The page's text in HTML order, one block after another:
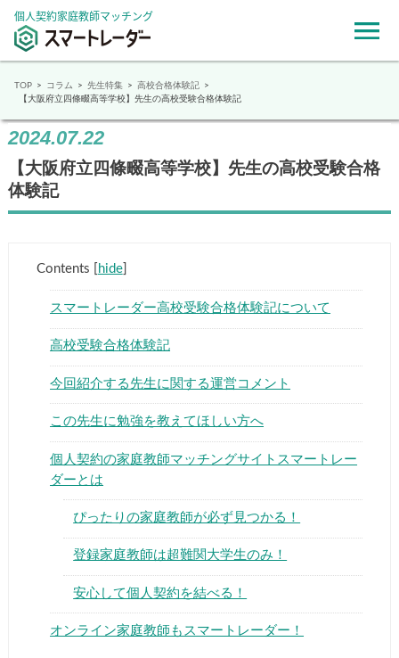
個人契約家庭教師マッチング
▶
TOP コラム 先生特集
高校合格体験記
【大阪府立四條畷高等学校】先生の高校受験合格体験記
2024.07.22
【大阪府立四條畷高等学校】先生の高校受験合
格体験記
Contents hide]
スマートレーダー高校受験合格体験記について
高校受験合格体験記
今回紹介する先生に関する運営コメント
この先生に勉強を教えてほしい方へ
個人契約の家庭教師マッチングサイトスマートレ
ーダーとは
ぴったりの家庭教師が必ず見つかる！
登録家庭教師は超難関大学生のみ！
安心して個人契約を結べる！
オンライン家庭教師もスマートレーダー！